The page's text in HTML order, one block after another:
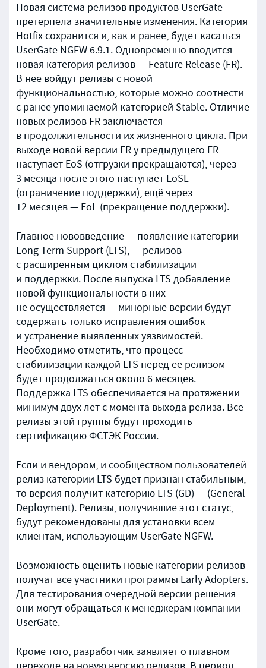
Новая система релизов продуктов UserGate
претерпела значительные изменения. Категория
Hotfix сохранится и, как и ранее, будет касаться
UserGate NGFW 6.9.1. Одновременно вводится
новая категория релизов — Feature Release (FR).
В неё войдут релизы с новой
функциональностью, которые можно соотнести
с ранее упоминаемой категорией Stable. Отличие
новых релизов FR заключается
в продолжительности их жизненного цикла. При
выходе новой версии FR у предыдущего FR
наступает EoS (отгрузки прекращаются), через
3 месяца после этого наступает EoSL
(ограничение поддержки), ещё через
12 месяцев — EoL (прекращение поддержки).
Главное нововведение — появление категории
Long Term Support (LTS), — релизов
с расширенным циклом стабилизации
и поддержки. После выпуска LTS добавление
новой функциональности в них
не осуществляется — минорные версии будут
содержать только исправления ошибок
и устранение выявленных уязвимостей.
Необходимо отметить, что процесс
стабилизации каждой LTS перед её релизом
будет продолжаться около 6 месяцев.
Поддержка LTS обеспечивается на протяжении
минимум двух лет с момента выхода релиза. Все
релизы этой группы будут проходить
сертификацию ФСТЭК России.
Если и вендором, и сообществом пользователей
релиз категории LTS будет признан стабильным,
то версия получит категорию LTS (GD) — (General
Deployment). Релизы, получившие этот статус,
будут рекомендованы для установки всем
клиентам, использующим UserGate NGFW.
Возможность оценить новые категории релизов
получат все участники программы Early Adopters.
Для тестирования очередной версии решения
они могут обращаться к менеджерам компании
UserGate.
Кроме того, разработчик заявляет о плавном